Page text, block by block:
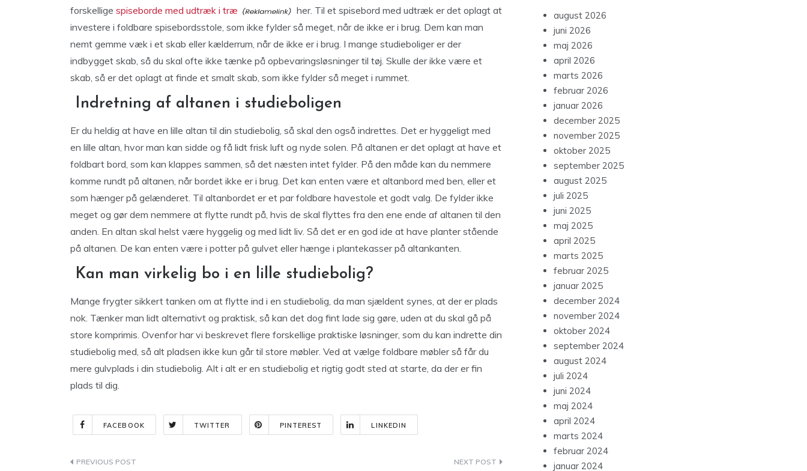
forskellige spiseborde med udtræk i træ
her. Til et spisebord med udtræk er det oplagt at
investere i foldbare spisebordsstole, som ikke fylder så meget, når de ikke er i brug. Dem kan man
nemt gemme væk i et skab eller kælderrum, når de ikke er i brug. I mange studieboliger er der
indbygget skab, så du skal ofte ikke tænke på opbevaringsløsninger til tøj. Skulle der ikke være et
skab, så er det oplagt at finde et smalt skab, som ikke fylder så meget i rummet.
Indretning af altanen i studieboligen
Er du heldig at have en lille altan til din studiebolig, så skal den også indrettes. Det er hyggeligt med
en lille altan, hvor man kan sidde og få lidt frisk luft og nyde solen. På altanen er det oplagt at have et
foldbart bord, som kan klappes sammen, så det næsten intet fylder. På den måde kan du nemmere
komme rundt på altanen, når bordet ikke er i brug. Det kan enten være et altanbord med ben, eller et
som hænger på gelænderet. Til altanbordet er et par foldbare havestole et godt valg. De fylder ikke
meget og gør dem nemmere at flytte rundt på, hvis de skal flyttes fra den ene ende af altanen til den
anden. En altan skal helst være hyggelig og med lidt liv. Så det er en god ide at have planter stående
på altanen. De kan enten være i potter på gulvet eller hænge i plantekasser på altankanten.
Kan man virkelig bo i en lille studiebolig?
Mange frygter sikkert tanken om at flytte ind i en studiebolig, da man sjældent synes, at der er plads
nok. Tænker man lidt alternativt og praktisk, så kan det dog fint lade sig gøre, uden at du skal gå på
store komprimis. Ovenfor har vi beskrevet flere forskellige praktiske løsninger, som du kan indrette din
studiebolig med, så alt pladsen ikke kun går til store møbler. Ved at vælge foldbare møbler så får du
mere gulvplads i din studiebolig. Alt i alt er en studiebolig et rigtig godt sted at starte, da der er fin
plads til dig.
FACEBOOK TWITTER PINTEREST LINKEDIN
Indlægsnavigation
august 2026
juni 2026
maj 2026
april 2026
marts 2026
februar 2026
januar 2026
december 2025
november 2025
oktober 2025
september 2025
august 2025
juli 2025
juni 2025
maj 2025
april 2025
marts 2025
februar 2025
januar 2025
december 2024
november 2024
oktober 2024
september 2024
august 2024
juli 2024
juni 2024
maj 2024
april 2024
marts 2024
februar 2024
januar 2024